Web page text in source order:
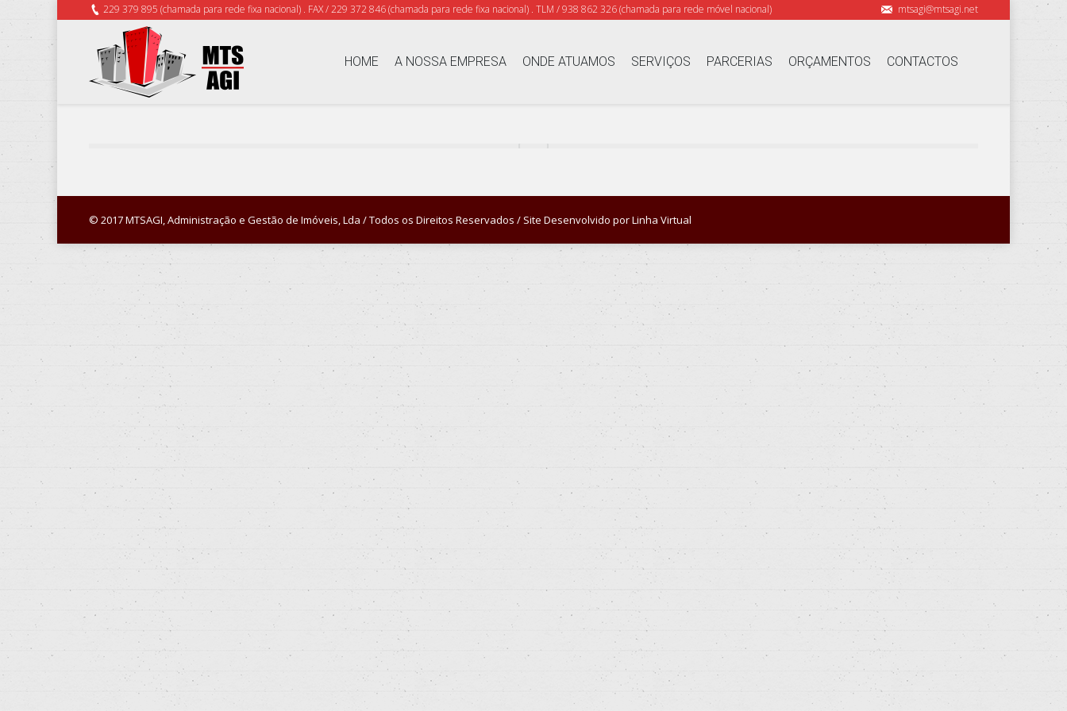
229 379 895 (chamada para rede fixa nacional) . FAX / 229 372 846 (chamada para rede fixa nacional) . TLM / 938 862 326 (chamada para rede móvel nacional) mtsagi@mtsagi.net
HOME A NOSSA EMPRESA ONDE ATUAMOS SERVIÇOS PARCERIAS ORÇAMENTOS CONTACTOS
© 2017 MTSAGI, Administração e Gestão de Imóveis, Lda / Todos os Direitos Reservados / Site Desenvolvido porLinha Virtual